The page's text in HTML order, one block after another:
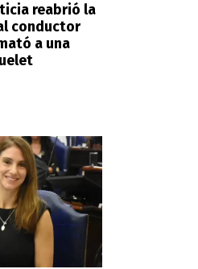
reabrió la
conductor
a una